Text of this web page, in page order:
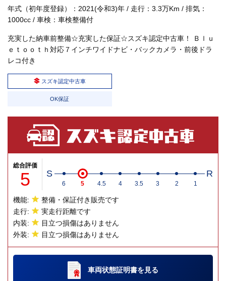
年式（初年度登録）：2021(令和3)年 / 走行：3.3万Km / 排気：
1000cc / 車検：車検整備付
充実した納車前整備☆充実した保証☆スズキ認定中古車！ Ｂｌｕ
ｅｔｏｏｔｈ対応７インチワイドナビ・バックカメラ・前後ドラ
レコ付き
スズキ認定中古車
OK保証
総合評価
5 S R
6 5 4.5 4 3.5 3 2 1
機能:
整備・保証付き販売です
走行:
実走行距離です
内装:
目立つ損傷はありません
外装:
目立つ損傷はありません
車両状態証明書を見る